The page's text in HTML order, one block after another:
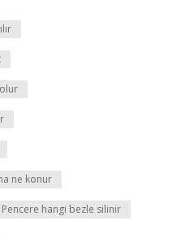
ne konur
Pencere hangi bezle silinir